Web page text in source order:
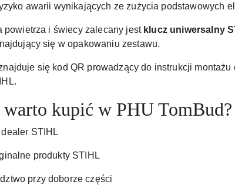
awarii wynikających ze zużycia podstawowych
powietrza i świecy zalecany jest klucz uniwersalny
się w opakowaniu zestawu.
się kod QR prowadzący do instrukcji
warto kupić w PHU TomBud?
STIHL
produkty STIHL
przy doborze części